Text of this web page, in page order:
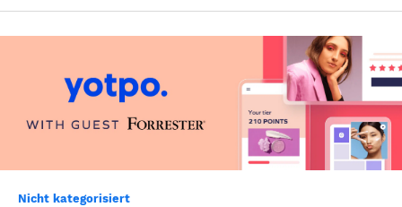
Nicht kategorisiert